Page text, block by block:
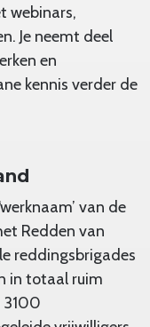
webinars,
Je neemt deel
en
kennis verder de
van de
Redden van
reddingsbrigades
in totaal ruim
3100